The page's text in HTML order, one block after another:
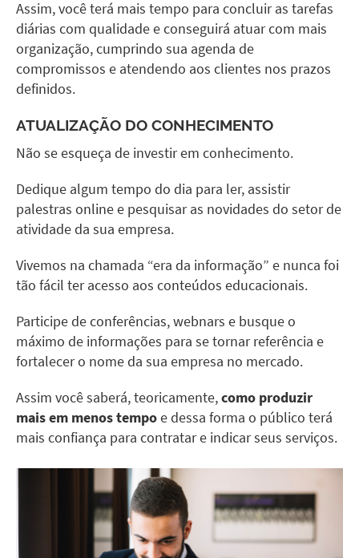
Assim, você terá mais tempo para concluir as tarefas
diárias com qualidade e conseguirá atuar com mais
organização, cumprindo sua agenda de
compromissos e atendendo aos clientes nos prazos
definidos.
ATUALIZAÇÃO DO CONHECIMENTO
Não se esqueça de investir em conhecimento.
Dedique algum tempo do dia para ler, assistir
palestras online e pesquisar as novidades do setor de
atividade da sua empresa.
Vivemos na chamada “era da informação” e nunca foi
tão fácil ter acesso aos conteúdos educacionais.
Participe de conferências, webnars e busque o
máximo de informações para se tornar referência e
fortalecer o nome da sua empresa no mercado.
Assim você saberá, teoricamente,como produzir
mais em menos tempoe dessa forma o público terá
mais confiança para contratar e indicar seus serviços.